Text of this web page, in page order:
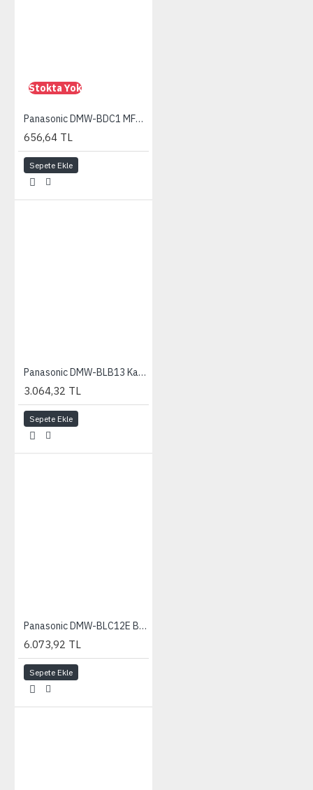
Stokta Yok
Panasonic DMW-BDC1 MFT Body cap cover
656,64 TL
Sepete Ekle
Panasonic DMW-BLB13 Kamera Pili
3.064,32 TL
Sepete Ekle
Panasonic DMW-BLC12E Batarya (FZ2000, FZ1000, FZ300, FZ200, GX8, G80, G81, G70, G6, G5, GH2)
6.073,92 TL
Sepete Ekle